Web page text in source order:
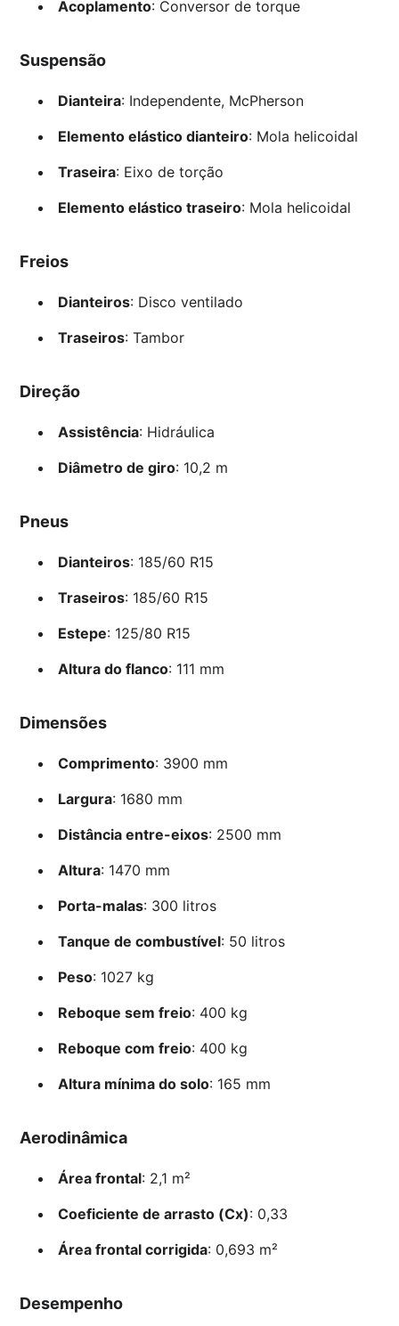
Acoplamento: Conversor de torque
Suspensão
Dianteira: Independente, McPherson
Elemento elástico dianteiro: Mola helicoidal
Traseira: Eixo de torção
Elemento elástico traseiro: Mola helicoidal
Freios
Dianteiros: Disco ventilado
Traseiros: Tambor
Direção
Assistência: Hidráulica
Diâmetro de giro: 10,2 m
Pneus
Dianteiros: 185/60 R15
Traseiros: 185/60 R15
Estepe: 125/80 R15
Altura do flanco: 111 mm
Dimensões
Comprimento: 3900 mm
Largura: 1680 mm
Distância entre-eixos: 2500 mm
Altura: 1470 mm
Porta-malas: 300 litros
Tanque de combustível: 50 litros
Peso: 1027 kg
Reboque sem freio: 400 kg
Reboque com freio: 400 kg
Altura mínima do solo: 165 mm
Aerodinâmica
Área frontal: 2,1 m²
Coeficiente de arrasto (Cx): 0,33
Área frontal corrigida: 0,693 m²
Desempenho